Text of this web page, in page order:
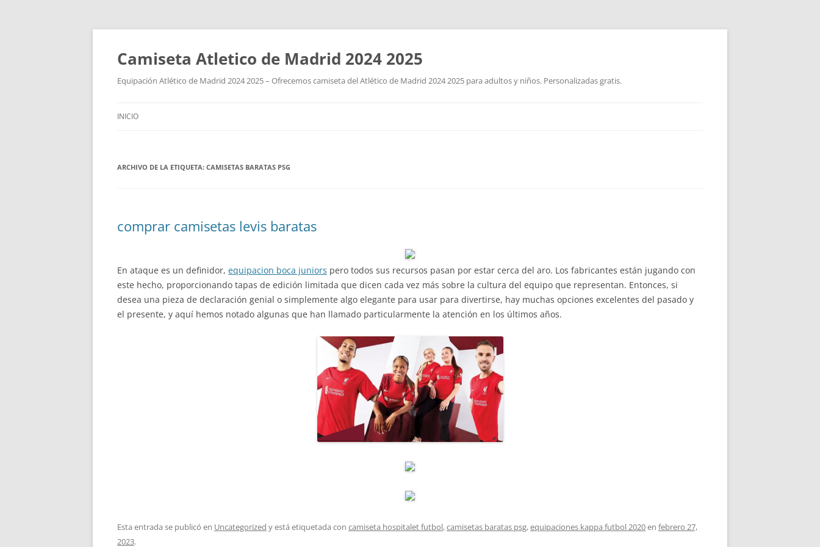
Camiseta Atletico de Madrid 2024 2025
Equipación Atlético de Madrid 2024 2025 – Ofrecemos camiseta del Atlético de Madrid 2024 2025 para adultos y niños. Personalizadas gratis.
INICIO
ARCHIVO DE LA ETIQUETA: CAMISETAS BARATAS PSG
comprar camisetas levis baratas
En ataque es un definidor, equipacion boca juniors pero todos sus recursos pasan por estar cerca del aro. Los fabricantes están jugando con
este hecho, proporcionando tapas de edición limitada que dicen cada vez más sobre la cultura del equipo que representan. Entonces, si
desea una pieza de declaración genial o simplemente algo elegante para usar para divertirse, hay muchas opciones excelentes del pasado y
el presente, y aquí hemos notado algunas que han llamado particularmente la atención en los últimos años.
Esta entrada se publicó en Uncategorized y está etiquetada con camiseta hospitalet futbol,camisetas baratas psg,equipaciones kappa futbol 2020en febrero 27,
2023.